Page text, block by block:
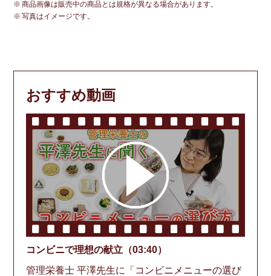
商品画像は販売中の商品とは規格が異なる場合があります。
写真はイメージです。
おすすめ動画
コンビニで理想の献立（03:40）
管理栄養士 平澤先生に「コンビニメニューの選び